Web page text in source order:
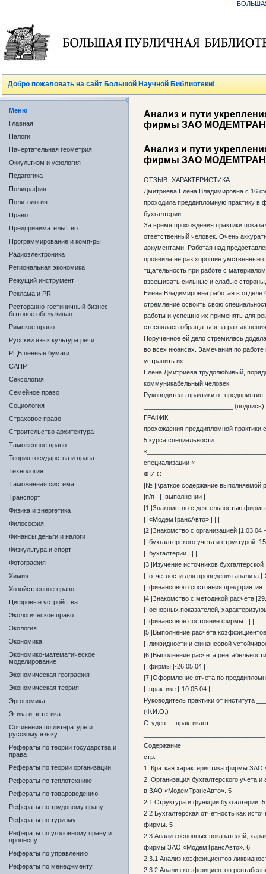
Добро пожаловать на сайт Большой Научной Библиотеки!
Меню
Главная
Налоги
Начертательная геометрия
Оккультизм и уфология
Педагогика
Полиграфия
Политология
Право
Предпринимательство
Программирование и комп-ры
Радиоэлектроника
Региональная экономика
Режущий инструмент
Реклама и PR
Ресторанно-гостиничный бизнес
бытовое обслуживан
Римское право
Русский язык культура речи
РЦБ ценные бумаги
САПР
Сексология
Семейное право
Социология
Страховое право
Строительство архитектура
Таможенное право
Теория государства и права
Технология
Таможенная система
Транспорт
Физика и энергетика
Философия
Финансы деньги и налоги
Физкультура и спорт
Фотография
Химия
Хозяйственное право
Цифровые устройства
Экологическое право
Экология
Экономика
Экономико-математическое
моделирование
Экономическая география
Экономическая теория
Эргономика
Этика и эстетика
Сочинения по литературе и
русскому языку
Рефераты по теории государства и
права
Рефераты по теории организации
Рефераты по теплотехнике
Рефераты по товароведению
Рефераты по трудовому праву
Рефераты по туризму
Рефераты по уголовному праву и
процессу
Рефераты по управлению
Рефераты по менеджменту
Анализ и пути
фирмы ЗАО
Анализ и пути
фирмы ЗАО
ОТЗЫВ- ХАРАКТЕРИСТИКА
Дмитриева Елена Владимировна с 16
проходила преддипломную практику
бухгалтерии.
За время прохождения практики
ответственный человек. Очень
документами. Работая над
проявила не раз хорошие умственные
тщательность при работе с
взвешивать сильные и слабые
Елена Владимировна работая в отделе
стремление освоить свою
работы и успешно их применять для
стеснялась обращаться за
Порученное ей дело стремилась
во всех нюансах. Замечания по
устранить их.
Елена Дмитриева трудолюбивый,
коммуникабельный человек.
Руководитель практики от предприятия
_________________________ (подпись)
ГРАФИК
прохождения преддипломной практики
5 курса специальности
специализации
|№ |Краткое содержание выполняемой
|п/п | | |выполнении |
|1 |Знакомство с деятельностью
| |«МодемТрансАвто» | | |
|2 |Знакомство с организацией |1.03.04
| |бухгалтерского учета и структурой
| |бухгалтерии | | |
|3 |Изучение источников
| |отчетности для проведения анализа
| |финансового состояния предприятия
|4 |Знакомство с методикой расчета
| |основных показателей,
| |финансовое состояние фирмы | | |
|5 |Выполнение расчета
| |ликвидности и финансовой
|6 |Выполнение расчета
| |фирмы |-26.05.04 | |
|7 |Оформление отчета по
| |практике |-10.05.04 | |
Руководитель практики от института
(Ф.И.О.)
Студент – практикант
Содержание
стр.
1. Краткая характеристика фирмы
2. Организация бухгалтерского учета
в ЗАО «МодемТрансАвто». 5
2.1 Структура и функции бухгалтерии. 5
2.2 Бухгалтерская отчетность как
фирмы. 5
2.3 Анализ основных показателей,
фирмы ЗАО «МодемТрансАвто». 6
2.3.1 Анализ коэффициентов
2.3.2 Анализ коэффициентов